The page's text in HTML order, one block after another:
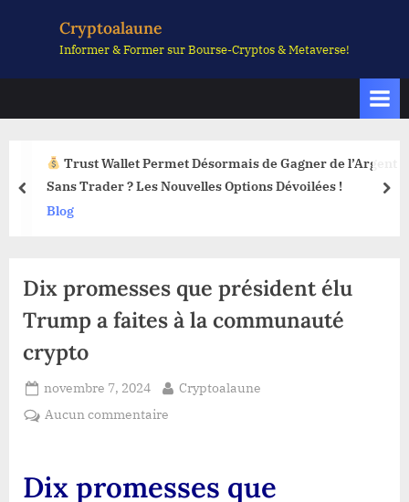
Cryptoalaune
Informer & Former sur Bourse-Cryptos & Metaverse!
Trust Wallet Permet Désormais de Gagner de l’Argent
Sans Trader ? Les Nouvelles Options Dévoilées !
Blog
prev
Dix promesses que président élu
Trump a faites à la communauté
crypto
Posted
on
novembre 7, 2024 By
Cryptoalaune
Aucun commentaire
président
Dix promesses que